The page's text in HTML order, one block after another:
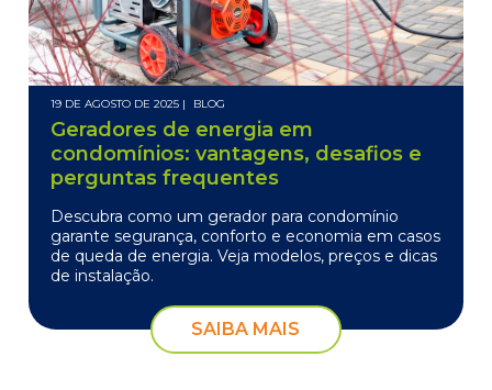
19 DE AGOSTO DE 2025 | BLOG
Geradores de energia em
condomínios: vantagens, desafios e
perguntas frequentes
Descubra como um gerador para condomínio
garante segurança, conforto e economia em casos
de queda de energia. Veja modelos, preços e dicas
de instalação.
SAIBA MAIS